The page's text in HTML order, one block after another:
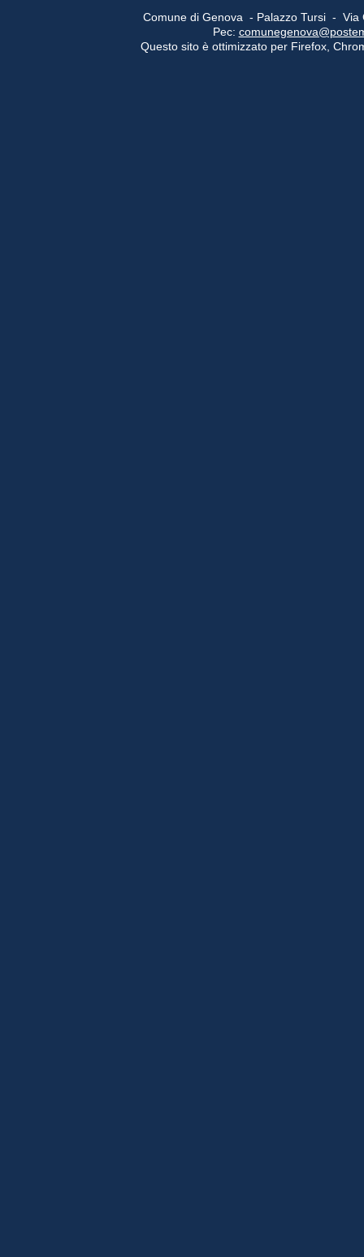
Comune di Genova - Palazzo Tursi -
Pec:
Questo sito è ottimizzato per Firefox,